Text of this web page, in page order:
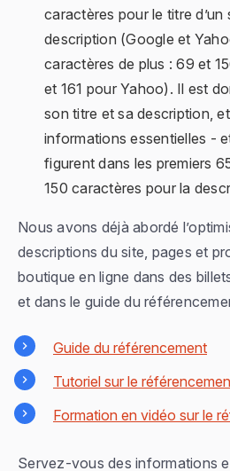
caractères pour le titre d’un
description (Google et
caractères de plus : 69 et
et 161 pour Yahoo). Il est
son titre et sa description,
informations essentielles -
figurent dans les premiers
150 caractères pour la
Nous avons déjà abordé
descriptions du site, pages et
boutique en ligne dans des
et dans le guide du
Guide du référencement
Tutoriel sur le
Formation en vidéo sur le
Servez-vous des informations